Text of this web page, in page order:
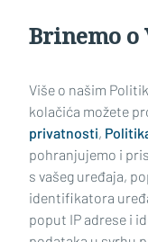
Brinemo
Više o našim
kolačića možete
privatnosti,
pohranjujemo i
s vašeg uređaja,
identifikatora
poput IP adrese i